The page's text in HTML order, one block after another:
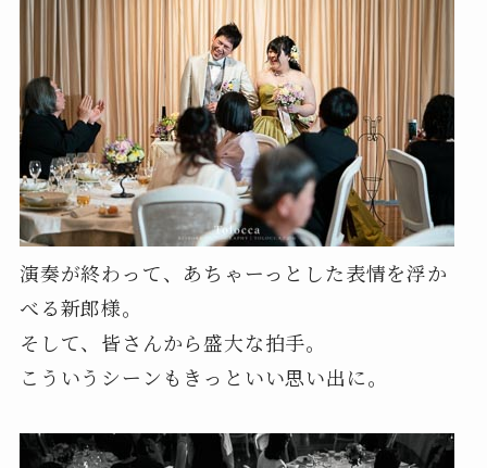
演奏が終わって、あちゃーっとした表情を浮か
べる新郎様。
そして、皆さんから盛大な拍手。
こういうシーンもきっといい思い出に。